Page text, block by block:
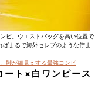
ビ。ウエストバッグを高い位置で
まるで海外セレブのような佇ま
脚が細見えする最強コンビ
ート×白ワンピース